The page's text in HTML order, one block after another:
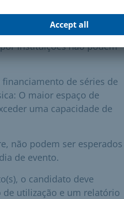
instituições não podem
de séries de
O maior espaço de
uma capacidade de
não podem ser esperados
de evento.
o candidato deve
utilização e um relatório